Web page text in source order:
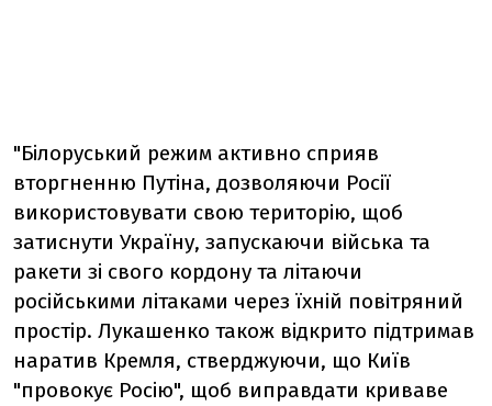
"Білоруський режим активно сприяв
вторгненню Путіна, дозволяючи Росії
використовувати свою територію, щоб
затиснути Україну, запускаючи війська та
ракети зі свого кордону та літаючи
російськими літаками через їхній повітряний
простір. Лукашенко також відкрито підтримав
наратив Кремля, стверджуючи, що Київ
"провокує Росію", щоб виправдати криваве